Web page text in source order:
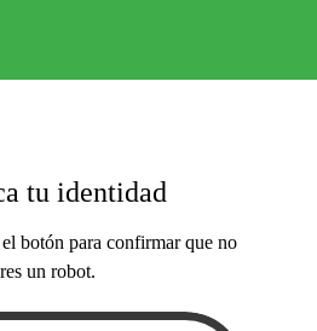
tu identidad
botón para confirmar que no
un robot.